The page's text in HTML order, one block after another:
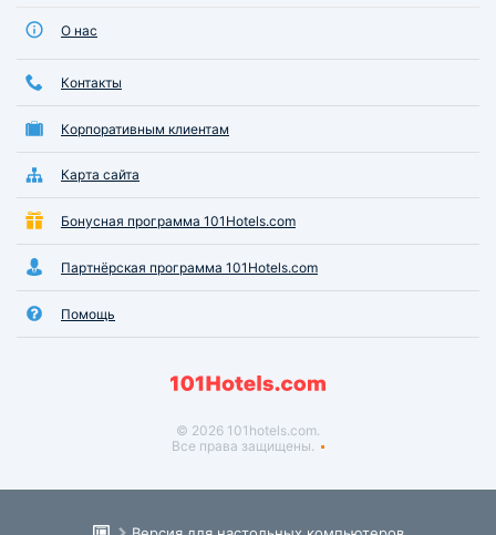
О нас
Контакты
Корпоративным клиентам
Карта сайта
Бонусная программа 101Hotels.com
Партнёрская программа 101Hotels.com
Помощь
© 2026 101hotels.com.
Все права защищены.